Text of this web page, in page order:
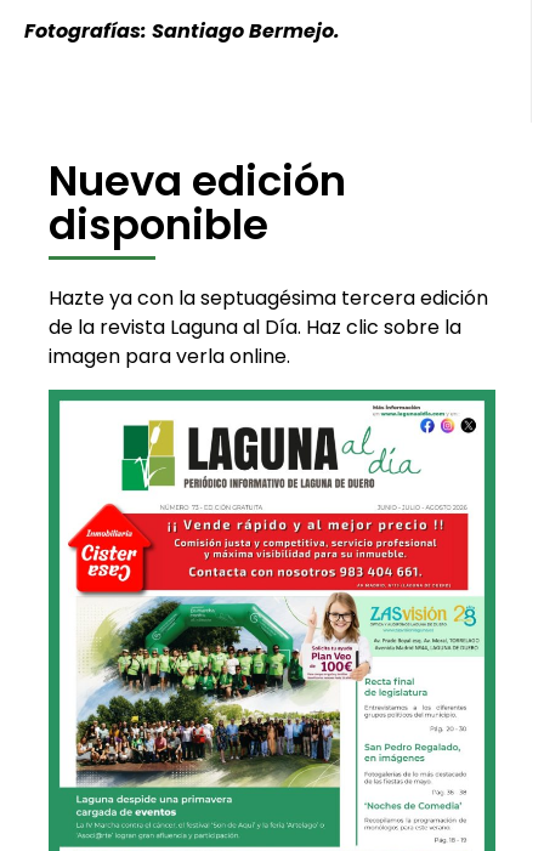
Fotografías: Santiago Bermejo.
Nueva edición
disponible
Hazte ya con la septuagésima tercera edición
de la revista Laguna al Día. Haz clic sobre la
imagen para verla online.